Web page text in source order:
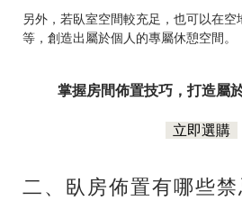
另外，若臥室空間較充足，也可以在
等，創造出屬於個人的專屬休憩空間。
掌握房間佈置技巧，打造屬
立即選購
二、臥房佈置有哪些